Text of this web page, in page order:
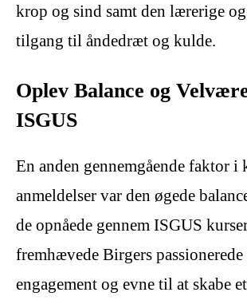
krop og sind samt den lærerige
tilgang til åndedræt og kulde.
Oplev Balance og
ISGUS
En anden gennemgående faktor i
anmeldelser var den øgede
de opnåede gennem ISGUS
fremhævede Birgers
engagement og evne til at skabe